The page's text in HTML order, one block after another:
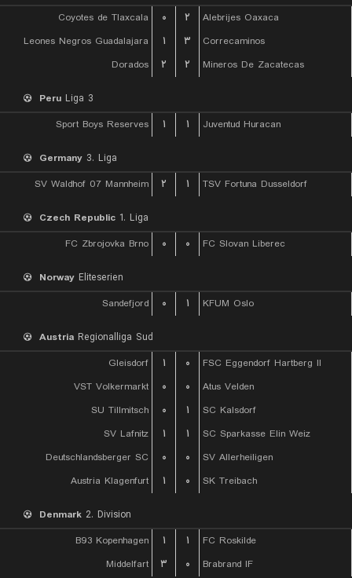
Coyotes de Tlaxcala
۰ ۲
Alebrijes Oaxaca
Leones Negros Guadalajara
۱ ۳
Correcaminos
Dorados
۲ ۲ Mineros De Zacatecas
Peru Liga 3
Sport Boys Reserves
۱ ۱ Juventud Huracan
Germany 3. Liga
SV Waldhof 07 Mannheim
۲ ۱ TSV Fortuna Dusseldorf
Czech Republic 1. Liga
FC Zbrojovka Brno
۰ ۰ FC Slovan Liberec
Norway Eliteserien
Sandefjord
۰ ۱ KFUM Oslo
Austria Regionalliga Sud
Gleisdorf
۱ ۰
FSC Eggendorf Hartberg II
VST Volkermarkt
۰ ۰
Atus Velden
SU Tillmitsch
۰ ۱
SC Kalsdorf
SV Lafnitz
۱ ۱
SC Sparkasse Elin Weiz
Deutschlandsberger SC
۰ ۰
SV Allerheiligen
Austria Klagenfurt
۱ ۰ SK Treibach
Denmark 2. Division
B93 Kopenhagen
۱ ۱
FC Roskilde
Middelfart
۳ ۰ Brabrand IF